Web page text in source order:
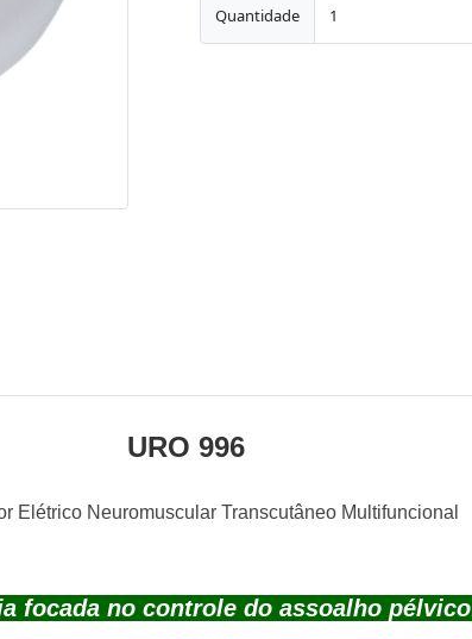
Quantidade
URO 996
Elétrico Neuromuscular Transcutâneo Multifuncional
focada no controle do assoalho